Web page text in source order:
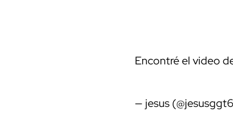
Encontré el video
— jesus